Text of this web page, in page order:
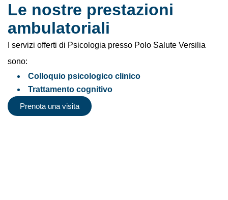
Le nostre prestazioni
ambulatoriali
I servizi offerti di Psicologia presso Polo Salute Versilia
sono:
Colloquio psicologico clinico
Trattamento cognitivo
Prenota una visita